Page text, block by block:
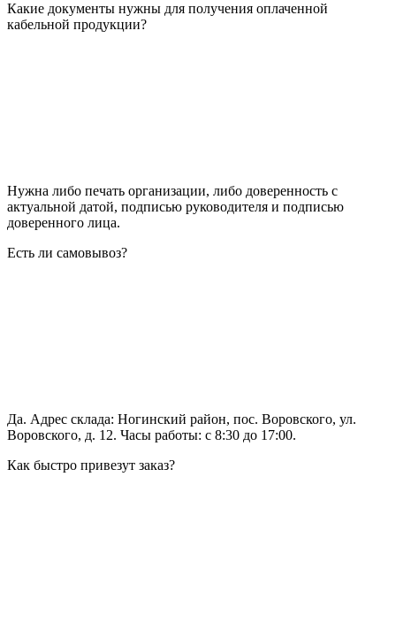
Какие документы нужны для получения оплаченной
кабельной продукции?
Нужна либо печать организации, либо доверенность с
актуальной датой, подписью руководителя и подписью
доверенного лица.
Есть ли самовывоз?
Да. Адрес склада: Ногинский район, пос. Воровского, ул.
Воровского, д. 12. Часы работы: с 8:30 до 17:00.
Как быстро привезут заказ?